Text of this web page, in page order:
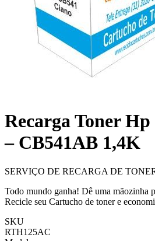
Recarga Toner
– CB541AB 1,4K
SERVIÇO DE RECARGA DE
Todo mundo ganha! Dê uma mãozinha
Recicle seu Cartucho de toner e
SKU
RTH125AC